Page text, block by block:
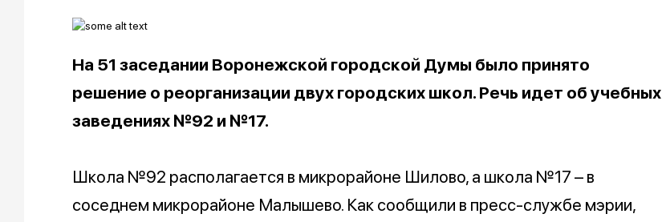
На 51 заседании Воронежской городской Думы было принято
решение о реорганизации двух городских школ. Речь идет об учебных
заведениях №92 и №17.
Школа №92 располагается в микрорайоне Шилово, а школа №17 – в
соседнем микрорайоне Малышево. Как сообщили в пресс-службе мэрии,